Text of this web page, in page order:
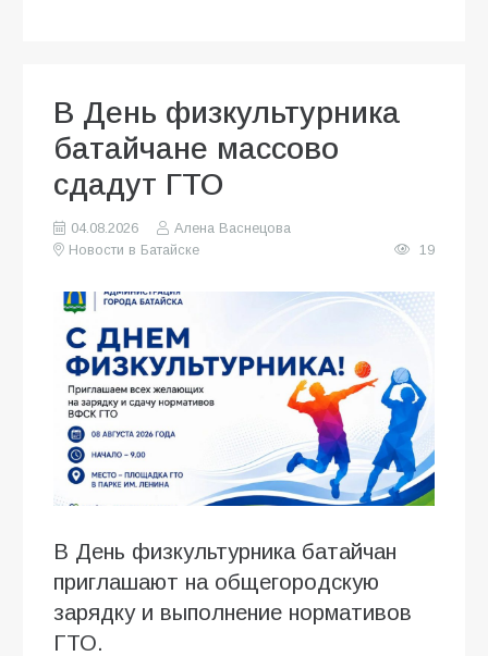
В День физкультурника
батайчане массово
сдадут ГТО
04.08.2026
Алена Васнецова
Новости в Батайске
19
В День физкультурника батайчан
приглашают на общегородскую
зарядку и выполнение нормативов
ГТО.